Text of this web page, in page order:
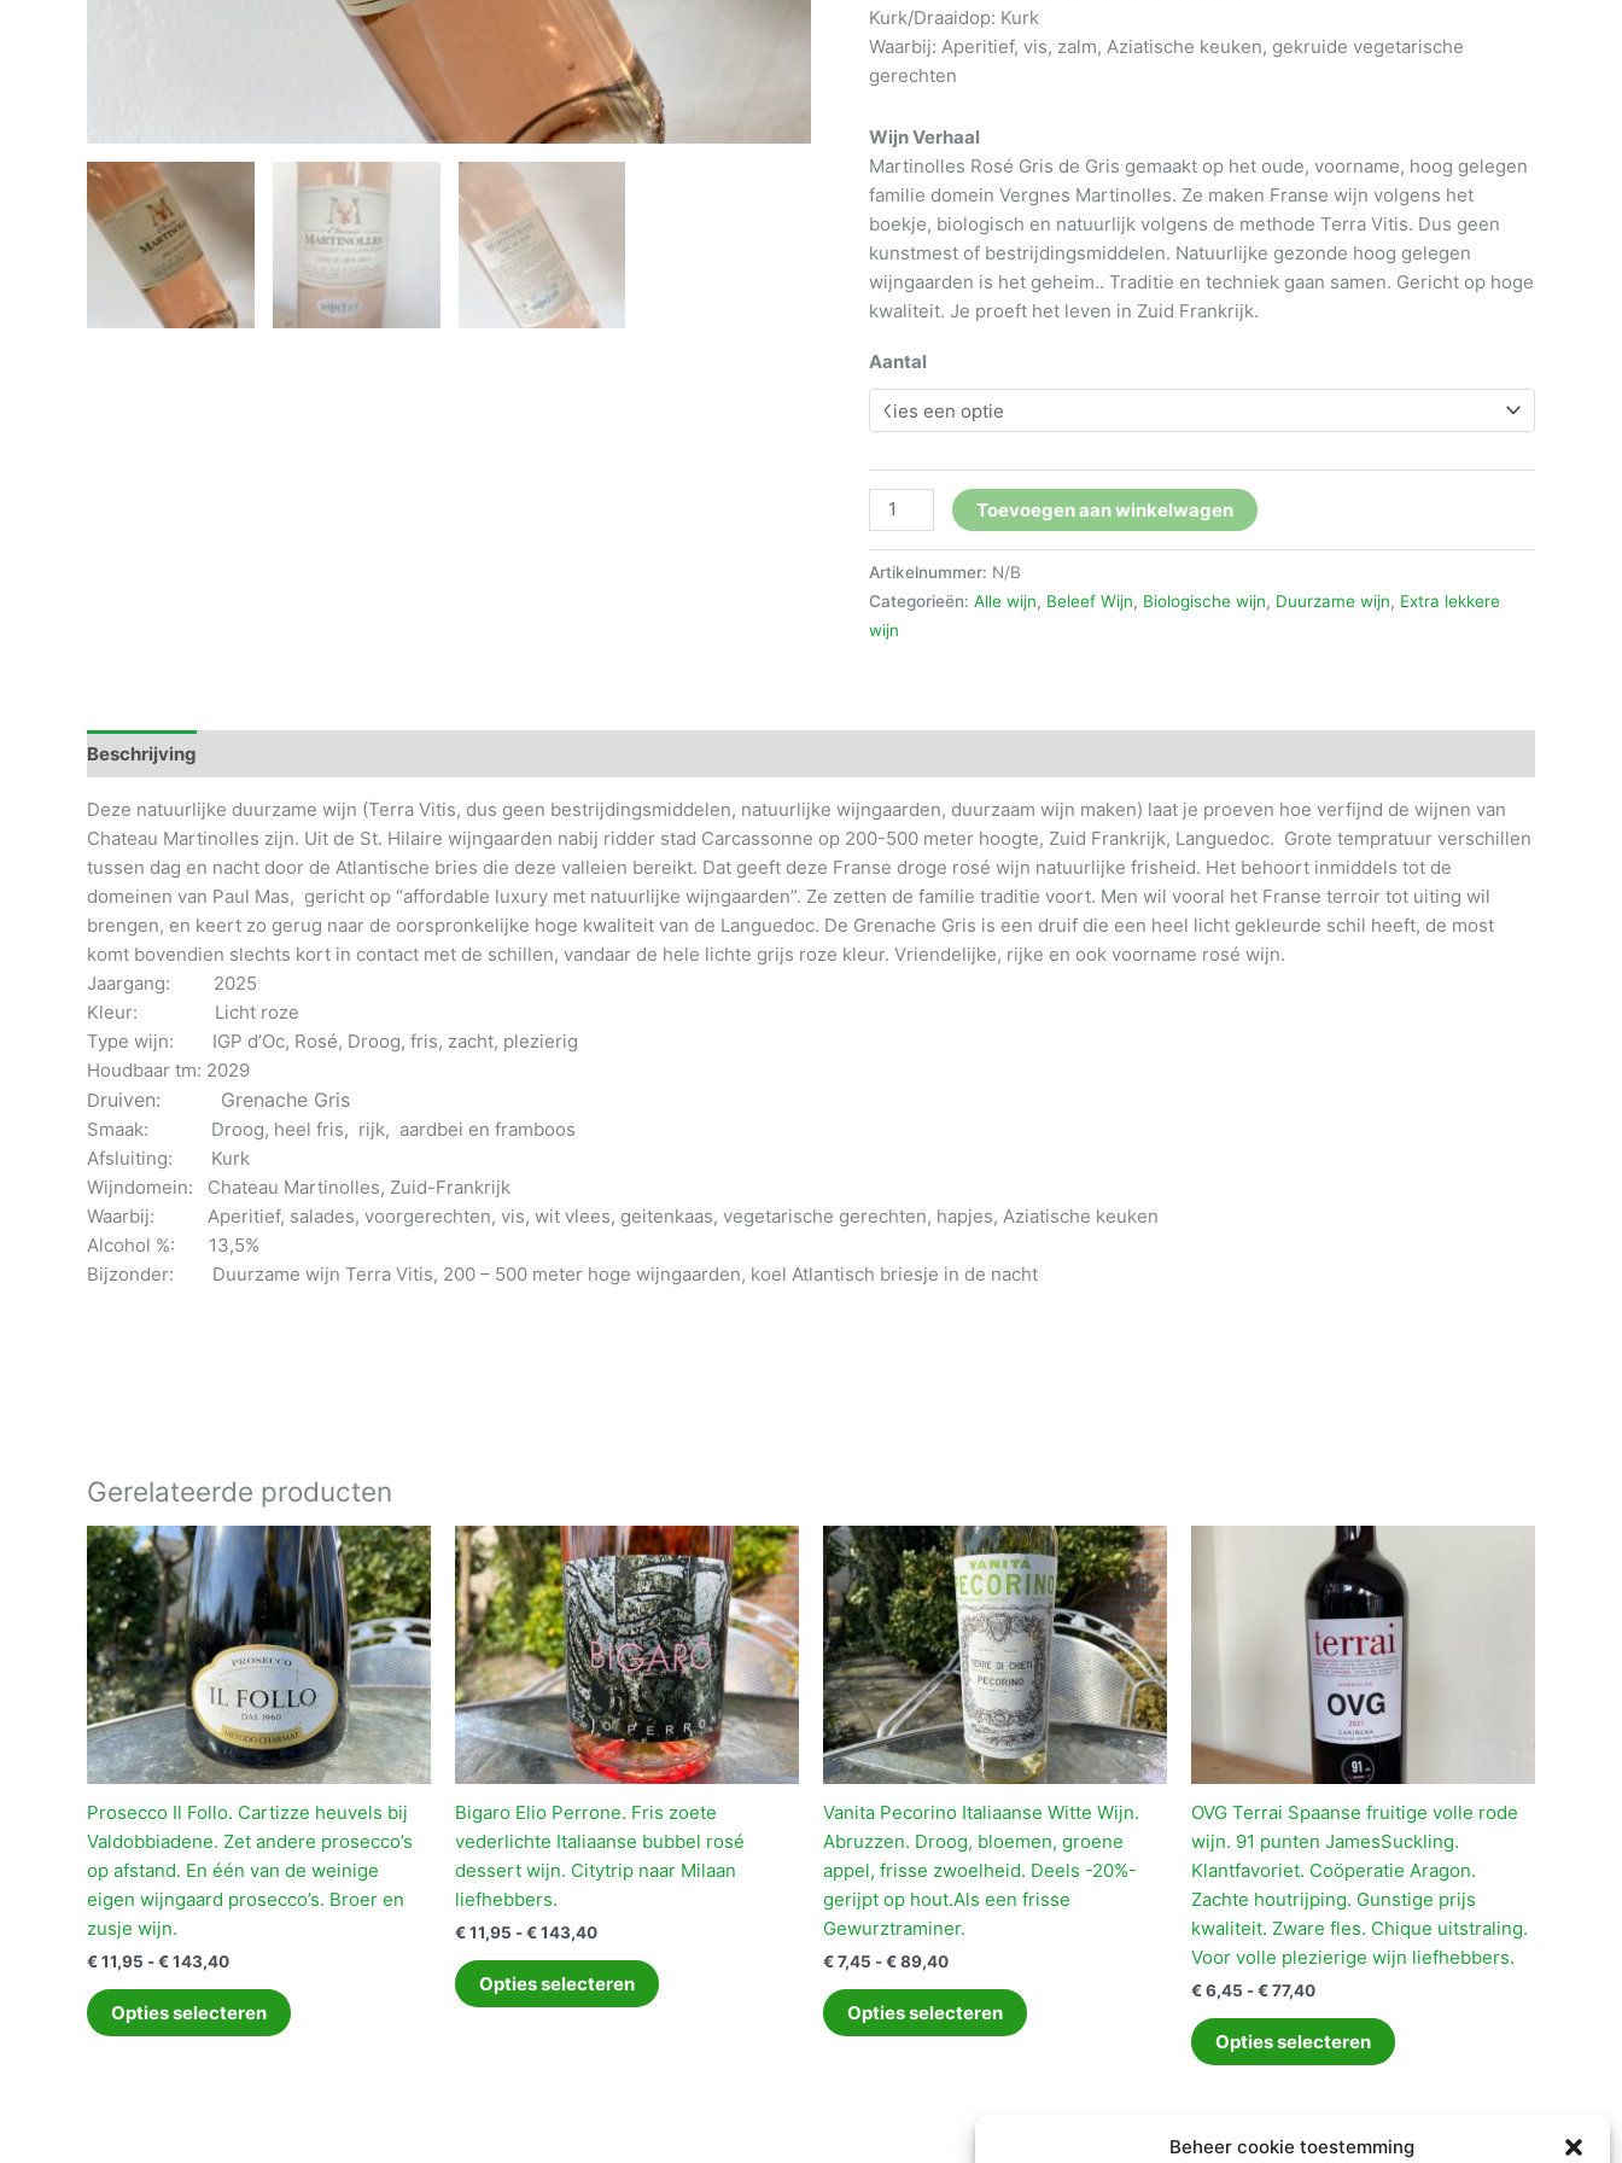
Beheer cookie toestemming
Kurk/Draaidop: Kurk
Waarbij: Aperitief, vis, zalm, Aziatische keuken, gekruide vegetarische
gerechten
Wijn Verhaal
Martinolles Rosé Gris de Gris gemaakt op het oude, voorname, hoog gelegen
familie domein Vergnes Martinolles. Ze maken Franse wijn volgens het
boekje, biologisch en natuurlijk volgens de methode Terra Vitis. Dus geen
kunstmest of bestrijdingsmiddelen. Natuurlijke gezonde hoog gelegen
wijngaarden is het geheim.. Traditie en techniek gaan samen. Gericht op hoge
kwaliteit. Je proeft het leven in Zuid Frankrijk.
Aantal
Chateau
Martinolles
de
Gris,
fris,
rijk,
aardbei
en
frambozen
aantal
Toevoegen aan winkelwagen
Artikelnummer: N/B
Categorieën: Alle wijn, Beleef Wijn, Biologische wijn, Duurzame wijn, Extra lekkere
wijn
Beschrijving
Deze natuurlijke duurzame wijn (Terra Vitis, dus geen bestrijdingsmiddelen, natuurlijke wijngaarden, duurzaam wijn maken) laat je proeven hoe verfijnd de wijnen van
Chateau Martinolles zijn. Uit de St. Hilaire wijngaarden nabij ridder stad Carcassonne op 200-500 meter hoogte, Zuid Frankrijk, Languedoc. Grote tempratuur verschillen
tussen dag en nacht door de Atlantische bries die deze valleien bereikt. Dat geeft deze Franse droge rosé wijn natuurlijke frisheid. Het behoort inmiddels tot de
domeinen van Paul Mas, gericht op “affordable luxury met natuurlijke wijngaarden”. Ze zetten de familie traditie voort. Men wil vooral het Franse terroir tot uiting wil
brengen, en keert zo gerug naar de oorspronkelijke hoge kwaliteit van de Languedoc. De Grenache Gris is een druif die een heel licht gekleurde schil heeft, de most
komt bovendien slechts kort in contact met de schillen, vandaar de hele lichte grijs roze kleur. Vriendelijke, rijke en ook voorname rosé wijn.
Jaargang: 2025
Kleur: Licht roze
Type wijn: IGP d’Oc, Rosé, Droog, fris, zacht, plezierig
Houdbaar tm: 2029
Druiven: Grenache Gris
Smaak: Droog, heel fris, rijk, aardbei en framboos
Afsluiting: Kurk
Wijndomein: Chateau Martinolles, Zuid-Frankrijk
Waarbij: Aperitief, salades, voorgerechten, vis, wit vlees, geitenkaas, vegetarische gerechten, hapjes, Aziatische keuken
Alcohol %: 13,5%
Bijzonder: Duurzame wijn Terra Vitis, 200 – 500 meter hoge wijngaarden, koel Atlantisch briesje in de nacht
Gerelateerde producten
Prosecco Il Follo. Cartizze heuvels bij
Valdobbiadene. Zet andere prosecco’s
op afstand. En één van de weinige
eigen wijngaard prosecco’s. Broer en
zusje wijn.
€11,95 -€143,40Prijsklasse:
€ 143,40
Opties selecteren
product
Bigaro Elio Perrone. Fris zoete
vederlichte Italiaanse bubbel rosé
dessert wijn. Citytrip naar Milaan
liefhebbers.
€11,95 -€143,40Prijsklasse:
€ 143,40
Opties selecteren
product
Vanita Pecorino Italiaanse Witte Wijn.
Abruzzen. Droog, bloemen, groene
appel, frisse zwoelheid. Deels -20%-
gerijpt op hout.Als een frisse
Gewurztraminer.
€7,45 -€89,40Prijsklasse:
€ 89,40
Opties selecteren
product
OVG Terrai Spaanse fruitige volle rode
wijn. 91 punten JamesSuckling.
Klantfavoriet. Coöperatie Aragon.
Zachte houtrijping. Gunstige prijs
kwaliteit. Zware fles. Chique uitstraling.
Voor volle plezierige wijn liefhebbers.
€6,45 -€77,40Prijsklasse:
€ 77,40
Opties selecteren
product
variaties.